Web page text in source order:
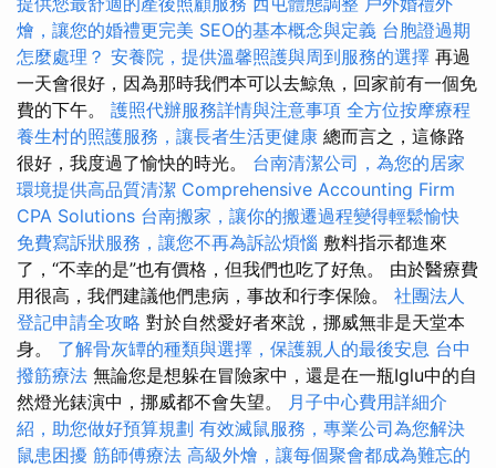
燴，讓您的婚禮更完美 SEO的基本概念與定義 台胞證過期
怎麼處理？ 安養院，提供溫馨照護與周到服務的選擇 再過
一天會很好，因為那時我們本可以去鯨魚，回家前有一個免
費的下午。 護照代辦服務詳情與注意事項 全方位按摩療程
養生村的照護服務，讓長者生活更健康 總而言之，這條路
很好，我度過了愉快的時光。 台南清潔公司，為您的居家
環境提供高品質清潔 Comprehensive Accounting Firm
CPA Solutions 台南搬家，讓你的搬遷過程變得輕鬆愉快
免費寫訴狀服務，讓您不再為訴訟煩惱 敷料指示都進來
了，“不幸的是”也有價格，但我們也吃了好魚。 由於醫療費
用很高，我們建議他們患病，事故和行李保險。 社團法人
登記申請全攻略 對於自然愛好者來說，挪威無非是天堂本
身。 了解骨灰罈的種類與選擇，保護親人的最後安息 台中
撥筋療法 無論您是想躲在冒險家中，還是在一瓶Iglu中的自
然燈光錶演中，挪威都不會失望。 月子中心費用詳細介
紹，助您做好預算規劃 有效滅鼠服務，專業公司為您解決
鼠患困擾 筋師傅療法 高級外燴，讓每個聚會都成為難忘的